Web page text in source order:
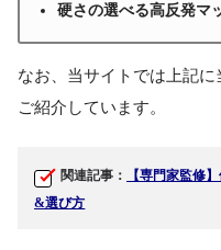
硬さの選べる高反発マ
なお、当サイトでは上記
ご紹介しています。
関連記事：
【専門家監修
&選び方